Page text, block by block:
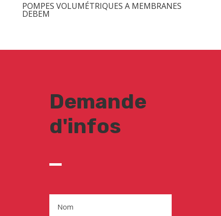
POMPES VOLUMÉTRIQUES A MEMBRANES
DEBEM
Demande
d'infos